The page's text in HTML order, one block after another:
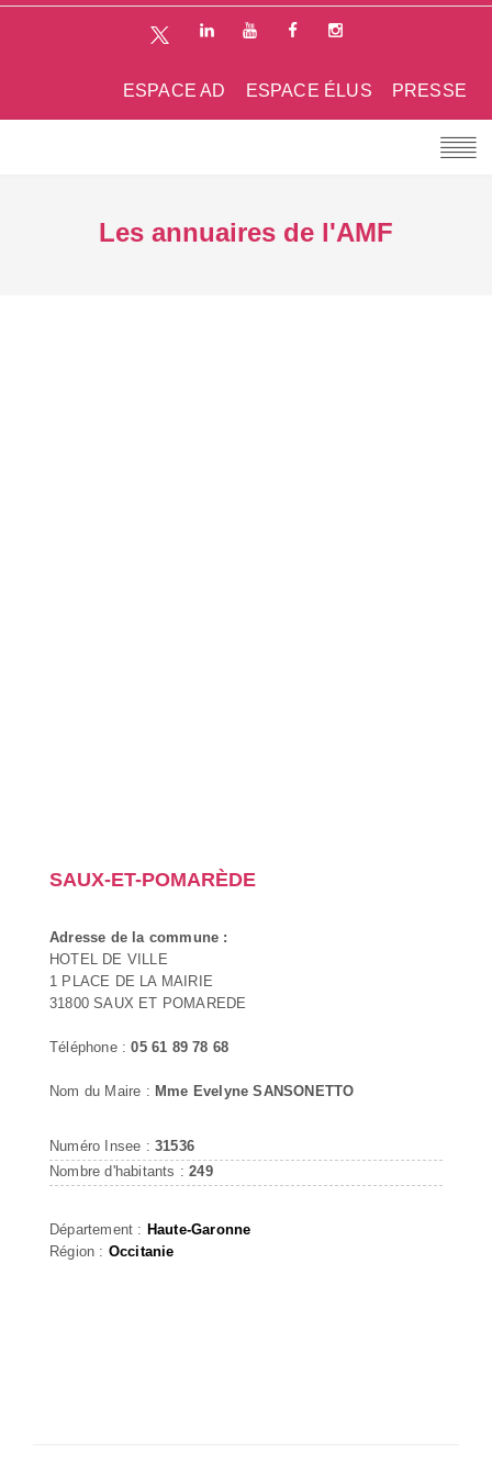
PRESSE
ESPACE ÉLUS
ESPACE AD
Les annuaires de l'AMF
SAUX-ET-POMARÈDE
Adresse de la commune :
HOTEL DE VILLE
1 PLACE DE LA MAIRIE
31800 SAUX ET POMAREDE
Téléphone :05 61 89 78 68
Nom du Maire : Mme Evelyne SANSONETTO
Numéro Insee : 31536
Nombre d'habitants :249
Département : Haute-Garonne
Région : Occitanie